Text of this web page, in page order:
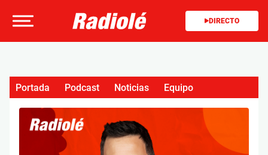
DIRECTO
Portada Podcast Noticias Equipo